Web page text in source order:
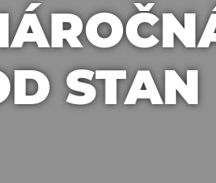
STAN